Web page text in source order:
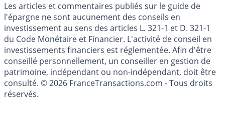
Les articles et commentaires publiés sur le guide de
l'épargne ne sont aucunement des conseils en
investissement au sens des articles L. 321-1 et D. 321-1
du Code Monétaire et Financier. L'activité de conseil en
investissements financiers est réglementée. Afin d'être
conseillé personnellement, un conseiller en gestion de
patrimoine, indépendant ou non-indépendant, doit être
consulté. © 2026 FranceTransactions.com - Tous droits
réservés.